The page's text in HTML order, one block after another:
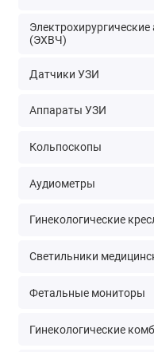
(ЭХВЧ)
Датчики УЗИ
Аппараты УЗИ
Кольпоскопы
Аудиометры
Гинекологические
Светильники
Фетальные мониторы
Гинекологические